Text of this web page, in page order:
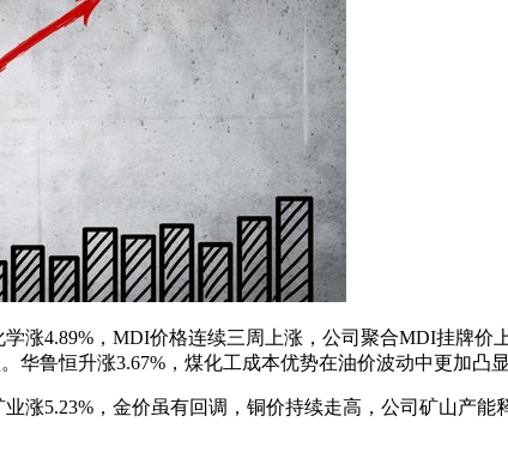
学涨4.89%，MDI价格连续三周上涨，公司聚合MDI挂牌
华鲁恒升涨3.67%，煤化工成本优势在油价波动中更加凸显
业涨5.23%，金价虽有回调，铜价持续走高，公司矿山产